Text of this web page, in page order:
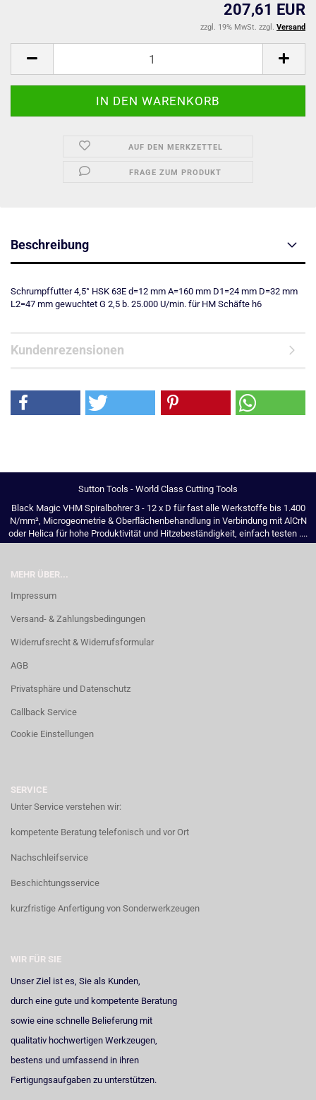
207,61 EUR
zzgl. 19% MwSt. zzgl. Versand
AUF DEN MERKZETTEL
FRAGE ZUM PRODUKT
Beschreibung
Schrumpffutter 4,5° HSK 63E d=12 mm A=160 mm D1=24 mm D=32 mm
L2=47 mm gewuchtet G 2,5 b. 25.000 U/min. für HM Schäfte h6
Kundenrezensionen
Sutton Tools - World Class Cutting Tools
Black Magic VHM Spiralbohrer 3 - 12 x D für fast alle Werkstoffe bis 1.400
N/mm², Microgeometrie & Oberflächenbehandlung in Verbindung mit AlCrN
oder Helica für hohe Produktivität und Hitzebeständigkeit, einfach testen ....
MEHR ÜBER...
Impressum
Versand- & Zahlungsbedingungen
Widerrufsrecht & Widerrufsformular
AGB
Privatsphäre und Datenschutz
Callback Service
Cookie Einstellungen
SERVICE
Unter Service verstehen wir:
kompetente Beratung telefonisch und vor Ort
Nachschleifservice
Beschichtungsservice
kurzfristige Anfertigung von Sonderwerkzeugen
WIR FÜR SIE
Unser Ziel ist es, Sie als Kunden,
durch eine gute und kompetente Beratung
sowie eine schnelle Belieferung mit
qualitativ hochwertigen Werkzeugen,
bestens und umfassend in ihren
Fertigungsaufgaben zu unterstützen.